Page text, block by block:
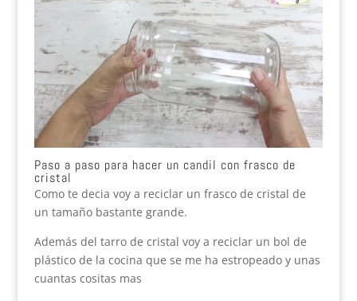
Paso a paso para hacer un candil con frasco de
cristal
Como te decia voy a reciclar un frasco de cristal de
un tamaño bastante grande.
Además del tarro de cristal voy a reciclar un bol de
plástico de la cocina que se me ha estropeado y unas
cuantas cositas mas